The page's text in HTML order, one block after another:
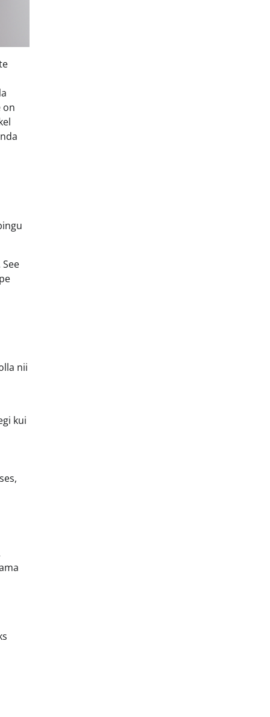
on
nii
kui